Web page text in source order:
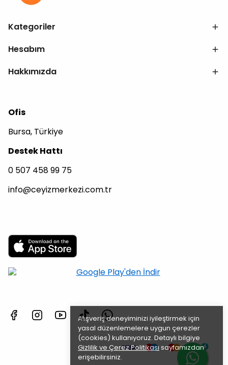
Alışveriş deneyiminizi iyileştirmek için
yasal düzenlemelere uygun çerezler
(cookies) kullanıyoruz. Detaylı bilgiye
Gizlilik ve Çerez Politikası sayfamızdan
erişebilirsiniz.
Kategoriler
Hesabım
Hakkımızda
Ofis
Bursa, Türkiye
Destek Hattı
0 507 458 99 75
info@ceyizmerkezi.com.tr